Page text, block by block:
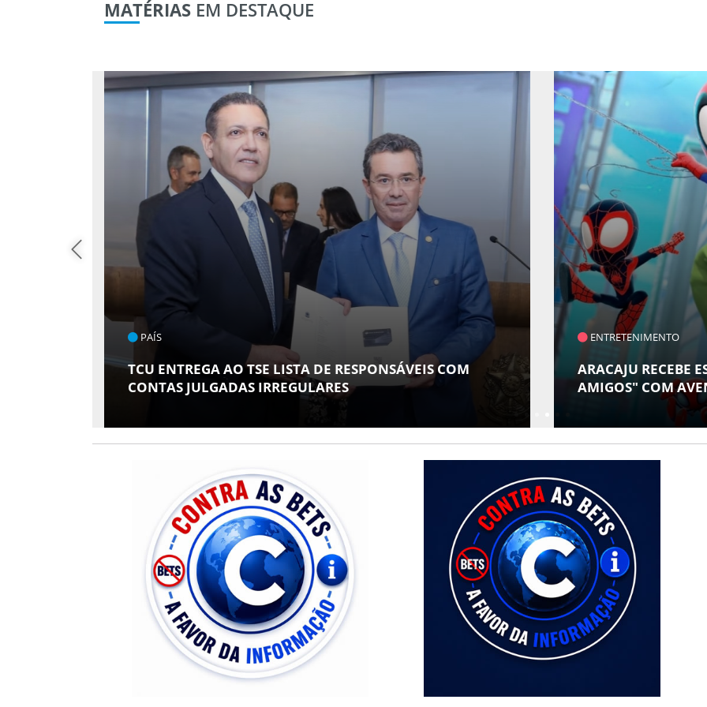
MATÉRIAS EM DESTAQUE
ENTRETENIMENTO
ARACAJU RECEBE ESPETÁCULO INFANTIL "SPIDEY E SEUS
AMIGOS" COM AVENTURA AO VIVO NO TEATRO ATHENEU
SAÚDE
CONTABILIDADE
ESPAÇO EM